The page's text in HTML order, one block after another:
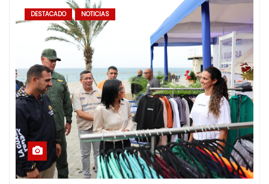
DESTACADO NOTICIAS